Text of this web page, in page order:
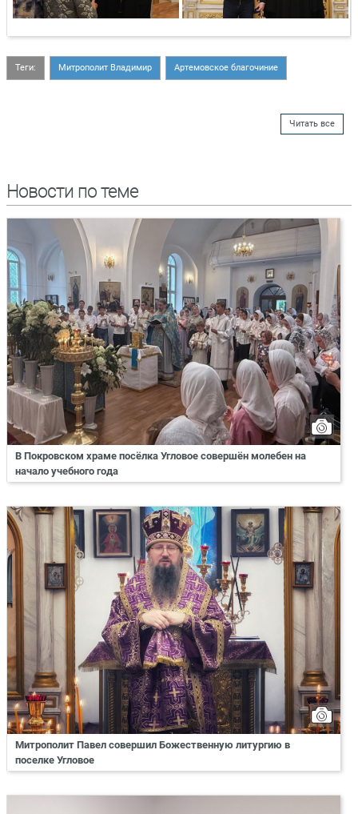
Теги: Митрополит Владимир Артемовское благочиние
Читать все
Новости по теме
В Покровском храме посёлка Угловое совершён молебен на
начало учебного года
Митрополит Павел совершил Божественную литургию в
поселке Угловое